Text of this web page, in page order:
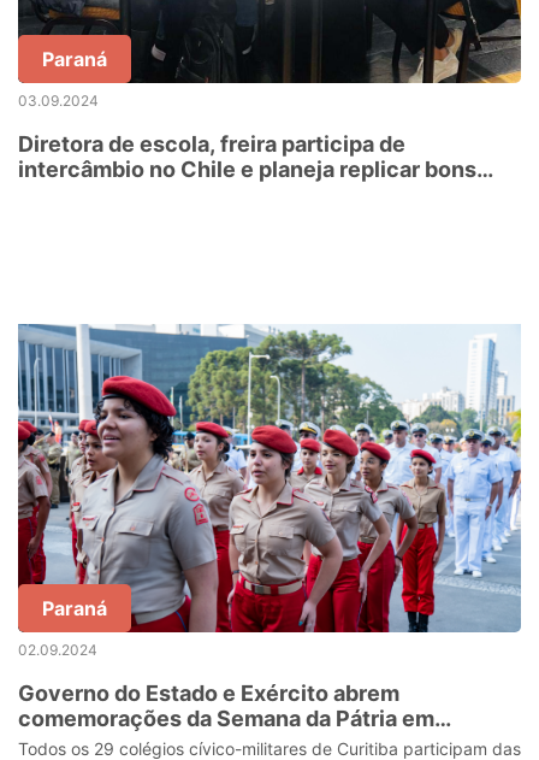
Paraná
03.09.2024
Diretora de escola, freira participa de
intercâmbio no Chile e planeja replicar bons
Paraná
02.09.2024
Governo do Estado e Exército abrem
comemorações da Semana da Pátria em
Curitiba
Todos os 29 colégios cívico-militares de Curitiba participam das